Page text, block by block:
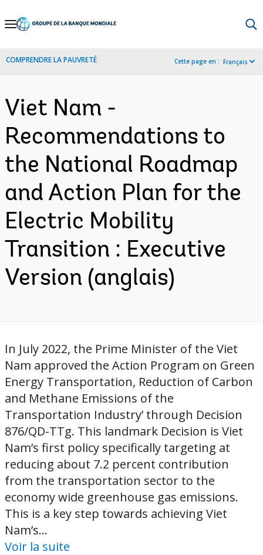
Skip
Navigation
COMPRENDRE LA PAUVRETÉ Cette page en : Français
Viet Nam -
Recommendations to
the National Roadmap
and Action Plan for the
Electric Mobility
Transition : Executive
Version (anglais)
In July 2022, the Prime Minister of the Viet
Nam approved the Action Program on Green
Energy Transportation, Reduction of Carbon
and Methane Emissions of the
Transportation Industry’ through Decision
876/QD-TTg. This landmark Decision is Viet
Nam’s first policy specifically targeting at
reducing about 7.2 percent contribution
from the transportation sector to the
economy wide greenhouse gas emissions.
This is a key step towards achieving Viet
Nam’s...
Voir la suite